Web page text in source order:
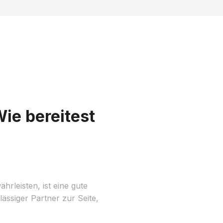
bereitest
ist eine gute
Partner zur Seite,